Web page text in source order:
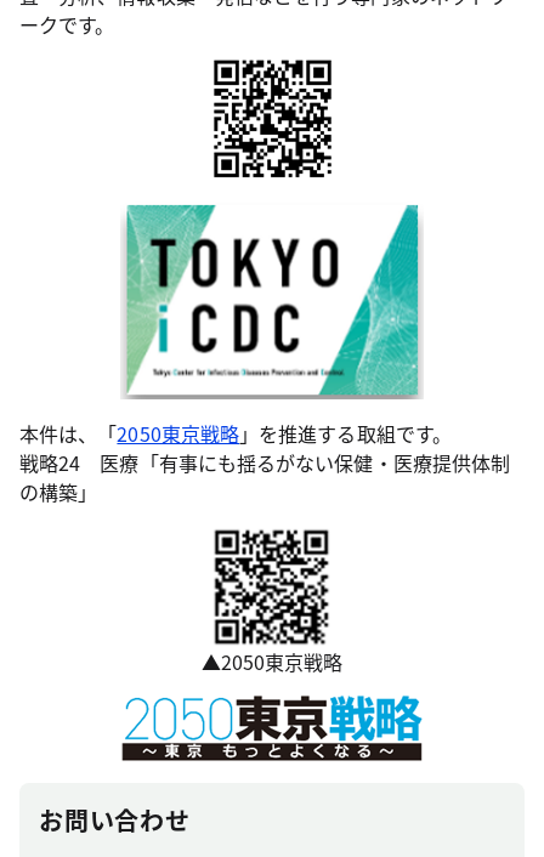
ークです。
本件は、「2050東京戦略」を推進する取組です。
戦略24 医療「有事にも揺るがない保健・医療提供体制
の構築」
▲2050東京戦略
お問い合わせ